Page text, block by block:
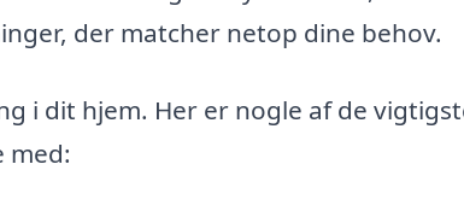
der matcher netop dine behov.
i dit hjem. Her er nogle af de
med: